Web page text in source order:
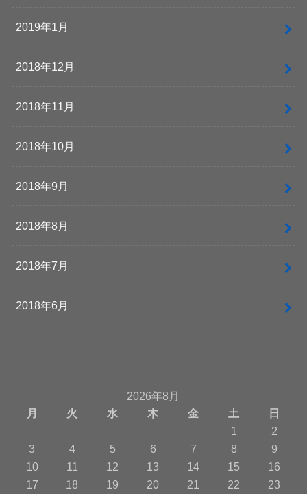
2019年1月
2018年12月
2018年11月
2018年10月
2018年9月
2018年8月
2018年7月
2018年6月
2026年8月
月
火 水 木 金 土
日
1
2
3
4 5 6 7 8
9
10
11 12 13 14 15
16
17
18 19 20 21 22 23